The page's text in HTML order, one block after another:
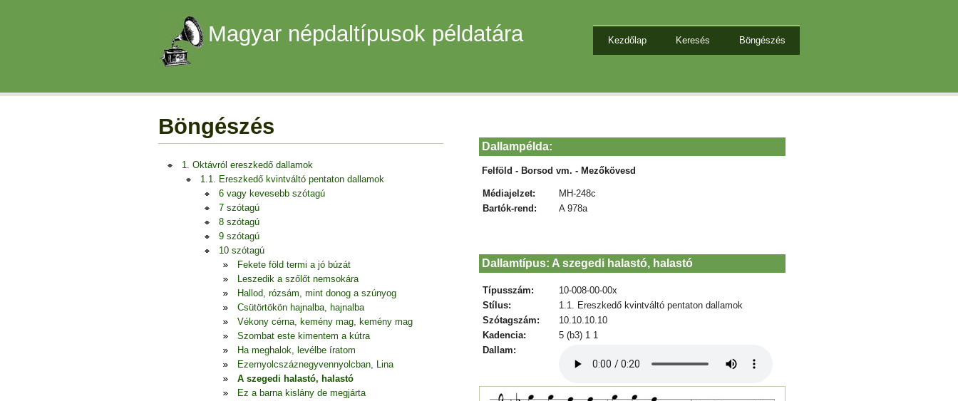
Magyar népdaltípusok példatára Kezdőlap Keresés Böngészés
Böngészés
1. Oktávról ereszkedő dallamok
1.1. Ereszkedő kvintváltó pentaton dallamok
6 vagy kevesebb szótagú
7 szótagú
8 szótagú
9 szótagú
10 szótagú
Fekete föld termi a jó búzát
Leszedik a szőlőt nemsokára
Hallod, rózsám, mint donog a szúnyog
Csütörtökön hajnalba, hajnalba
Vékony cérna, kemény mag, kemény mag
Szombat este kimentem a kútra
Ha meghalok, levélbe íratom
Ezernyolcszáznegyvennyolcban, Lina
A szegedi halastó, halastó
Ez a barna kislány de megjárta
Dallampélda:
Felföld - Borsod vm. - Mezőkövesd
Médiajelzet:
MH-248c
Bartók-rend:
A 978a
Dallamtípus: A szegedi halastó, halastó
Típusszám:
10-008-00-00x
Stílus:
1.1. Ereszkedő kvintváltó pentaton dallamok
Szótagszám:
10.10.10.10
Kadencia:
5 (b3) 1 1
Dallam: